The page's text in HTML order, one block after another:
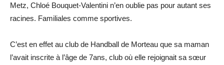
Metz, Chloé Bouquet-Valentini n’en oublie pas pour autant ses
racines. Familiales comme sportives.
C’est en effet au club de Handball de Morteau que sa maman
l’avait inscrite à l’âge de 7ans, club où elle rejoignait sa sœur